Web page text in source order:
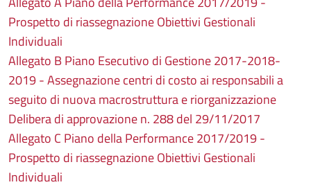
Prospetto di riassegnazione Obiettivi Gestionali
Individuali
Allegato B Piano Esecutivo di Gestione 2017-2018-
2019 - Assegnazione centri di costo ai responsabili a
seguito di nuova macrostruttura e riorganizzazione
Delibera di approvazione n. 288 del 29/11/2017
Allegato C Piano della Performance 2017/2019 -
Prospetto di riassegnazione Obiettivi Gestionali
Individuali